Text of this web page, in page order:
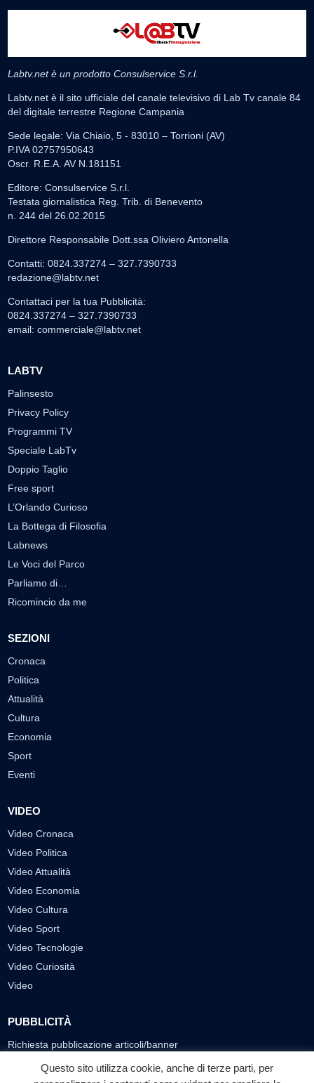
Labtv.net è un prodotto Consulservice S.r.l.
Labtv.net è il sito ufficiale del canale televisivo di Lab Tv canale 84
del digitale terrestre Regione Campania
Sede legale: Via Chiaio, 5 - 83010 – Torrioni (AV)
P.IVA 02757950643
Oscr. R.E.A. AV N.181151
Editore: Consulservice S.r.l.
Testata giornalistica Reg. Trib. di Benevento
n. 244 del 26.02.2015
Direttore Responsabile Dott.ssa Oliviero Antonella
Contatti: 0824.337274 – 327.7390733
redazione@labtv.net
Contattaci per la tua Pubblicità:
0824.337274 – 327.7390733
email: commerciale@labtv.net
LABTV
Palinsesto
Privacy Policy
Programmi TV
Speciale LabTv
Doppio Taglio
Free sport
L’Orlando Curioso
La Bottega di Filosofia
Labnews
Le Voci del Parco
Parliamo di…
Ricomincio da me
SEZIONI
Cronaca
Politica
Attualità
Cultura
Economia
Sport
Eventi
VIDEO
Video Cronaca
Video Politica
Video Attualità
Video Economia
Video Cultura
Video Sport
Video Tecnologie
Video Curiosità
Video
PUBBLICITÀ
Richiesta pubblicazione articoli/banner
SEGUICI SUI SOCIAL
Questo sito utilizza cookie, anche di terze parti, per